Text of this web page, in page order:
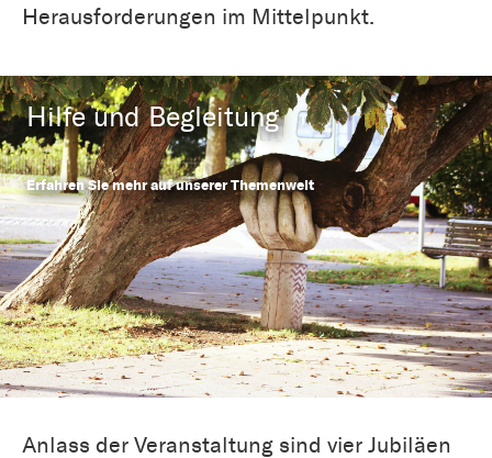
Herausforderungen im Mittelpunkt.
Hilfe und Begleitung
Erfahren Sie mehr auf unserer Themenwelt
Anlass der Veranstaltung sind vier Jubiläen